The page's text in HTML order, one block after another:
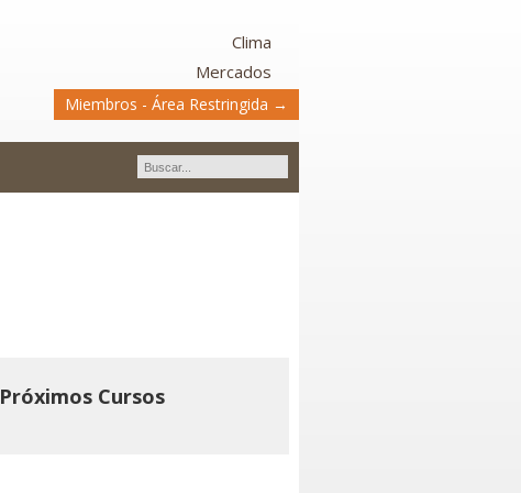
Clima
Mercados
Miembros - Área Restringida →
Próximos Cursos